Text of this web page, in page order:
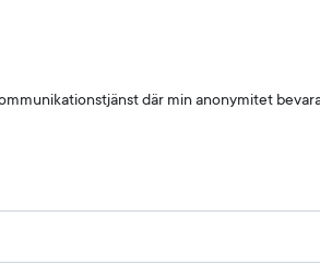
där min anonymitet